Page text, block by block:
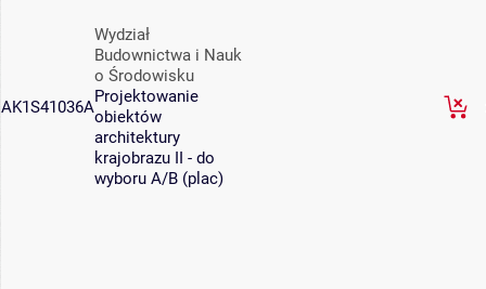
AK1S41036A
Wydział
Budownictwa i Nauk
o Środowisku
Projektowanie
obiektów
architektury
krajobrazu II - do
wyboru A/B (plac)